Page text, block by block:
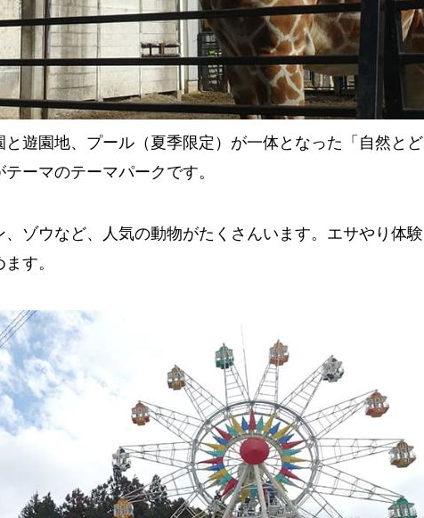
遊園地、プール（夏季限定）が一体となった「自然とど
ーマのテーマパークです。
、ゾウなど、人気の動物がたくさんいます。エサやり体験
す。